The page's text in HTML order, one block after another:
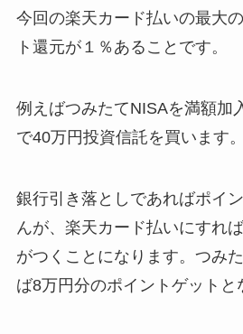
今回の楽天カード払いの最大
ト還元が１％あることです。
例えばつみたてNISAを満額加
で40万円投資信託を買います。
銀行引き落としであればポイ
んが、楽天カード払いにすれ
がつくことになります。つみ
ば8万円分のポイントゲットと